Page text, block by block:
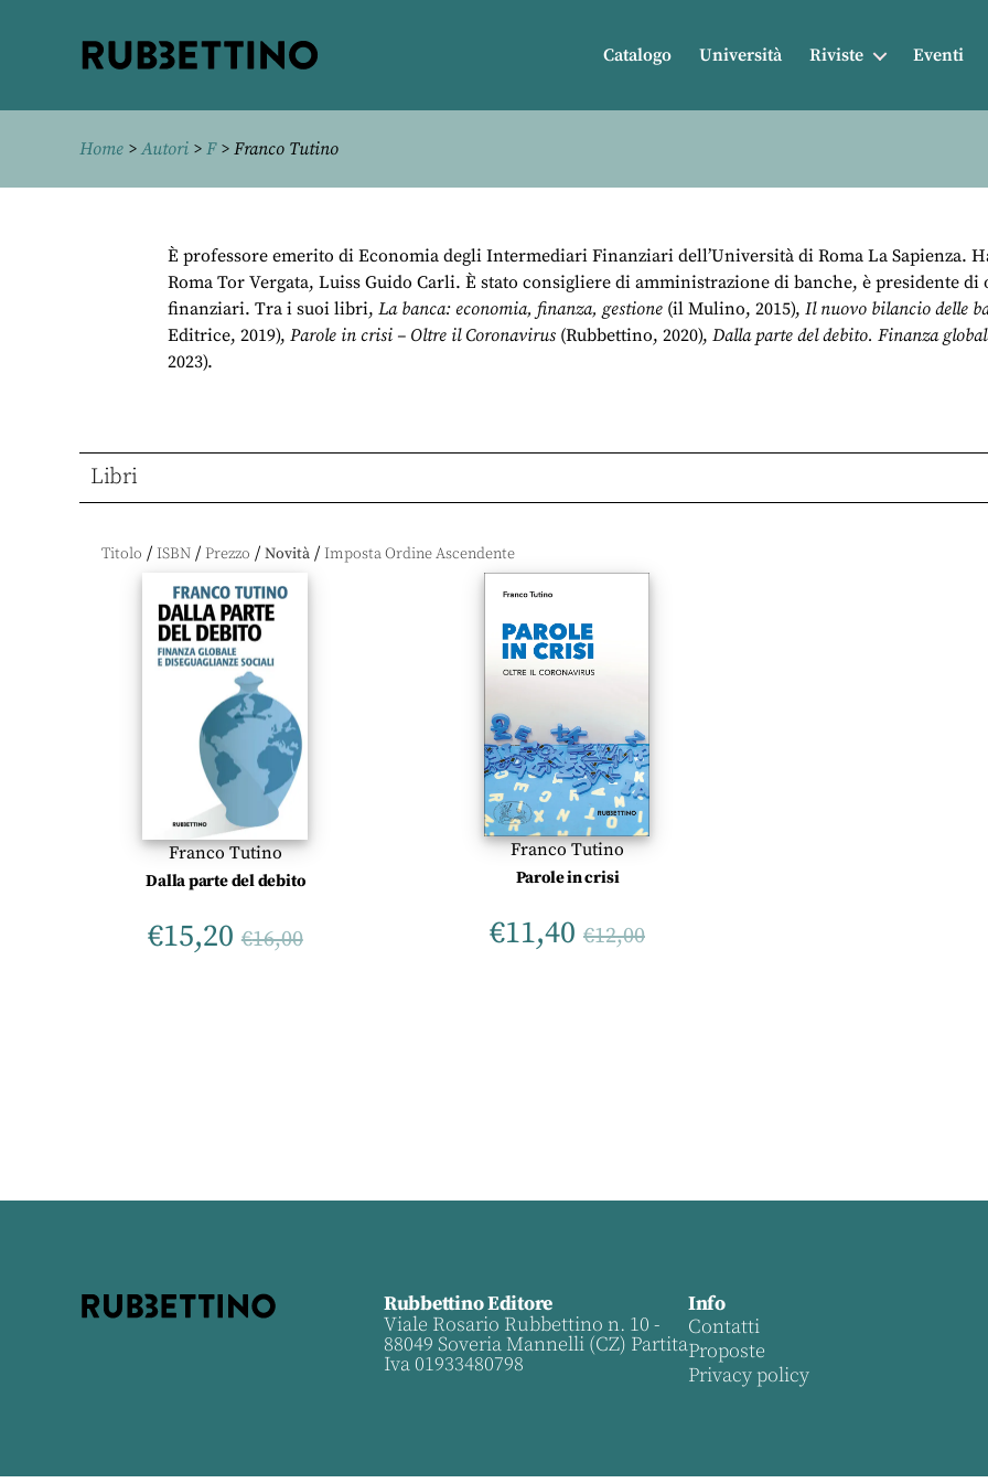
Catalogo Università Riviste Eventi
Home >Autori > F> Franco Tutino
È professore emerito di Economia degli Intermediari Finanziari dell’Università di Roma La Sapienza.
Roma Tor Vergata, Luiss Guido Carli. È stato consigliere di amministrazione di banche, è presidente
finanziari. Tra i suoi libri, La banca: economia, finanza, gestione (il Mulino, 2015), Il nuovo bilancio delle
Editrice, 2019), Parole in crisi – Oltre il Coronavirus (Rubbettino, 2020), Dalla parte del debito. Finanza
2023).
Libri
Titolo / ISBN / Prezzo / Novità /
Franco Tutino
Dalla parte del debito
€15,20 €16,00
Franco Tutino
Parole in crisi
€11,40 €12,00
Rubbettino Editore
Viale Rosario Rubbettino n. 10 -
88049 Soveria Mannelli (CZ) Partita
Iva 01933480798
Info
Contatti
Proposte
Privacy policy